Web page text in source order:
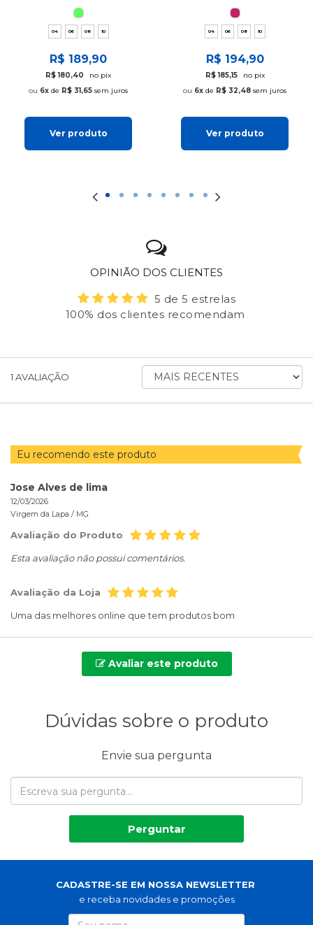
04 06 08 10
R$ 189,90
R$ 180,40
no pix
6x de R$ 31,65 sem juros
Ver produto
04 06 08 10
R$ 194,90
R$ 185,15
no pix
6x de R$ 32,48 sem juros
Ver produto
OPINIÃO DOS CLIENTES
5 de 5 estrelas
100% dos clientes recomendam
1 AVALIAÇÃO
ORDENAR
AVALIAÇÕES
Eu recomendo este produto
Jose Alves de lima
12/03/2026
Virgem da Lapa / MG
Avaliação do Produto
Esta avaliação não possui comentários.
Avaliação da Loja
Uma das melhores online que tem produtos bom
Avaliar este produto
Dúvidas sobre o produto
Envie sua pergunta
Perguntar
CADASTRE-SE EM NOSSA NEWSLETTER
e receba novidades e promoções